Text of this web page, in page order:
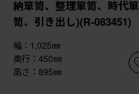
納箪笥、整理箪笥、時代箪
笥、引き出し)(R-083451)
幅：1,025㎜
奥行：450㎜
高さ：895㎜